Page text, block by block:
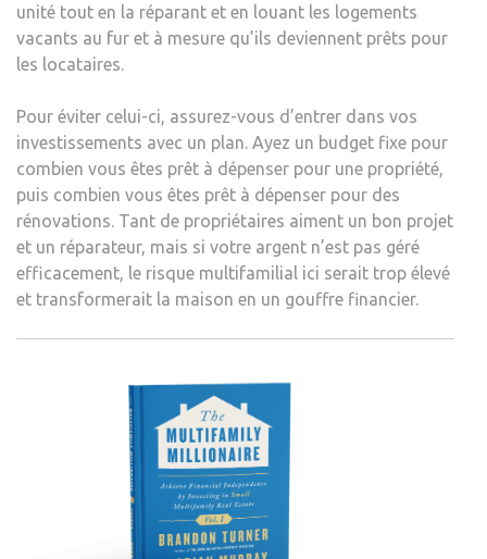
unité tout en la réparant et en louant les logements
vacants au fur et à mesure qu’ils deviennent prêts pour
les locataires.
Pour éviter celui-ci, assurez-vous d’entrer dans vos
investissements avec un plan. Ayez un budget fixe pour
combien vous êtes prêt à dépenser pour une propriété,
puis combien vous êtes prêt à dépenser pour des
rénovations. Tant de propriétaires aiment un bon projet
et un réparateur, mais si votre argent n’est pas géré
efficacement, le risque multifamilial ici serait trop élevé
et transformerait la maison en un gouffre financier.